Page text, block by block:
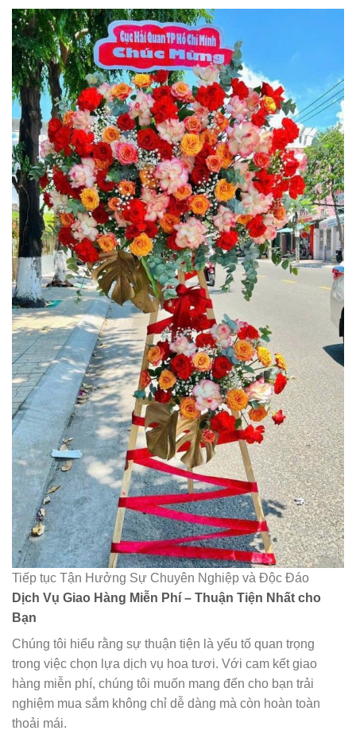
Tiếp tục Tận Hưởng Sự Chuyên Nghiệp và Độc Đáo
Dịch Vụ Giao Hàng Miễn Phí – Thuận Tiện Nhất cho
Bạn
Chúng tôi hiểu rằng sự thuận tiện là yếu tố quan trọng
trong việc chọn lựa dịch vụ hoa tươi. Với cam kết giao
hàng miễn phí, chúng tôi muốn mang đến cho bạn trải
nghiệm mua sắm không chỉ dễ dàng mà còn hoàn toàn
thoải mái.